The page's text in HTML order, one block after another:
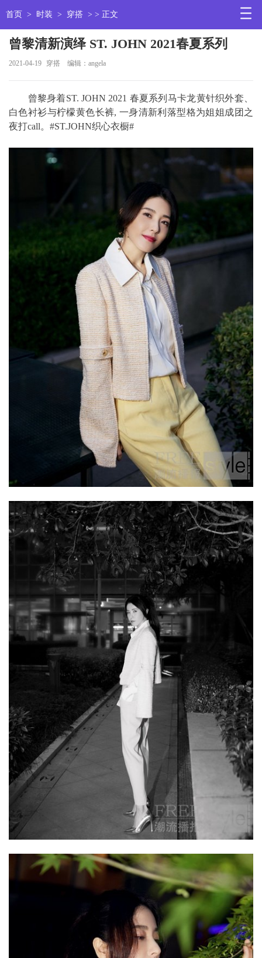
首页 > 时装 > 穿搭 > > 正文
曾黎清新演绎 ST. JOHN 2021春夏系列
2021-04-19 穿搭 编辑：angela
曾黎身着ST. JOHN 2021 春夏系列马卡龙黄针织外套、
白色衬衫与柠檬黄色长裤, 一身清新利落型格为姐姐成团之
夜打call。#ST.JOHN织心衣橱#